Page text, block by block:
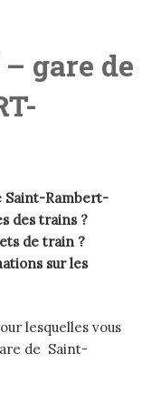
– gare de
Saint-Rambert-
des trains ?
de train ?
sur les
lesquelles vous
de Saint-